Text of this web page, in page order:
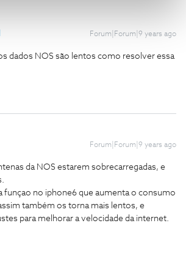
Forum|Forum|9 years ago
dados NOS são lentos como resolver essa
Forum|Forum|9 years ago
da NOS estarem sobrecarregadas, e
funçao no iphone6 que aumenta o consumo
também os torna mais lentos, e
para melhorar a velocidade da internet.